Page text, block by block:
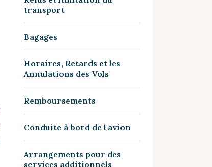
transport
Bagages
Horaires, Retards et les
Annulations des Vols
Remboursements
Conduite à bord de l'avion
Arrangements pour des
services additionnels